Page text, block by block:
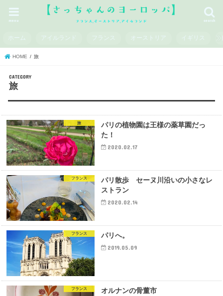
search
menu
ホーム アイルランド フランス オーストリア イギリス
HOME 旅
旅
旅
パリの植物園は王様の薬草園だっ
た！
2020.02.17
フランス
パリ散歩 セーヌ川沿いの小さなレ
ストラン
2020.02.14
フランス パリへ。
2019.05.09
フランス オルナンの骨董市